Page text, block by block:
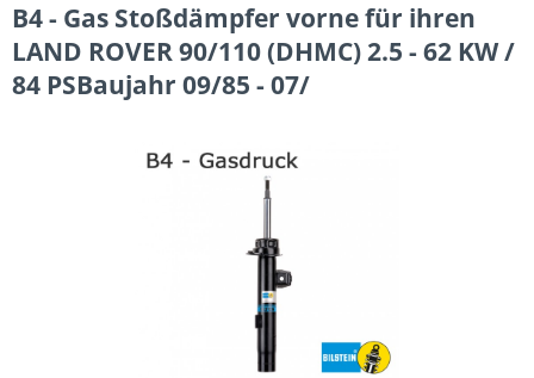
B4 - Gas Stoßdämpfer vorne für ihren
LAND ROVER 90/110 (DHMC) 2.5 - 62 KW /
84 PSBaujahr 09/85 - 07/